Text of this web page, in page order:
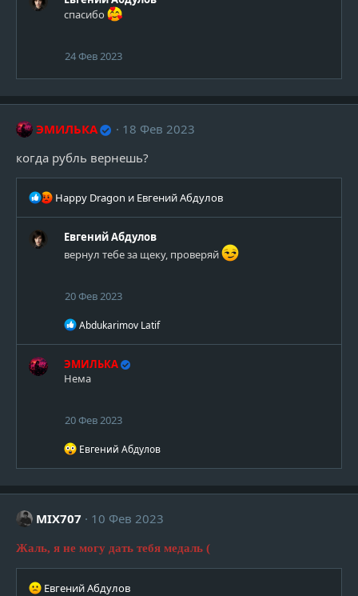
спасибо
24 Фев 2023
ЭМИЛЬКА
18 Фев 2023
когда рубль вернешь?
Р
Happy Dragon и Евгений Абдулов
Евгений Абдулов
вернул тебе за щеку, проверяй
20 Фев 2023
Р
а
к
ц
Abdukarimov Latif
ЭМИЛЬКА
Нема
20 Фев 2023
Р
а
ц
и
Евгений Абдулов
MIX707 10 Фев 2023
Жаль, я не могу дать тебя медаль (
Р
Евгений Абдулов